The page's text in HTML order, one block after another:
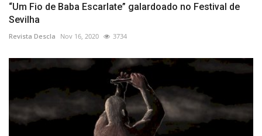
“Um Fio de Baba Escarlate” galardoado no Festival de
Sevilha
Revista Descla Nov 16, 2020 3734